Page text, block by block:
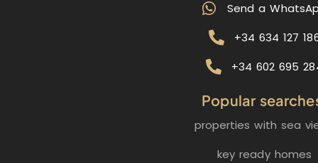
Send a
+34 634 127
+34 602 695
Popular
properties with sea
key ready homes